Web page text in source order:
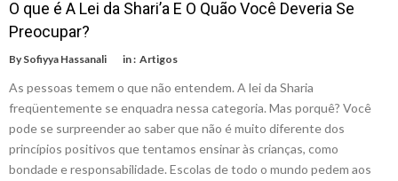
O que é A Lei da Shari’a E O Quão Você Deveria Se
Preocupar?
By Sofiyya Hassanali in : Artigos
As pessoas temem o que não entendem. A lei da Sharia
freqüentemente se enquadra nessa categoria. Mas porquê? Você
pode se surpreender ao saber que não é muito diferente dos
princípios positivos que tentamos ensinar às crianças, como
bondade e responsabilidade. Escolas de todo o mundo pedem aos